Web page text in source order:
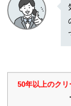
50年以上のクリ